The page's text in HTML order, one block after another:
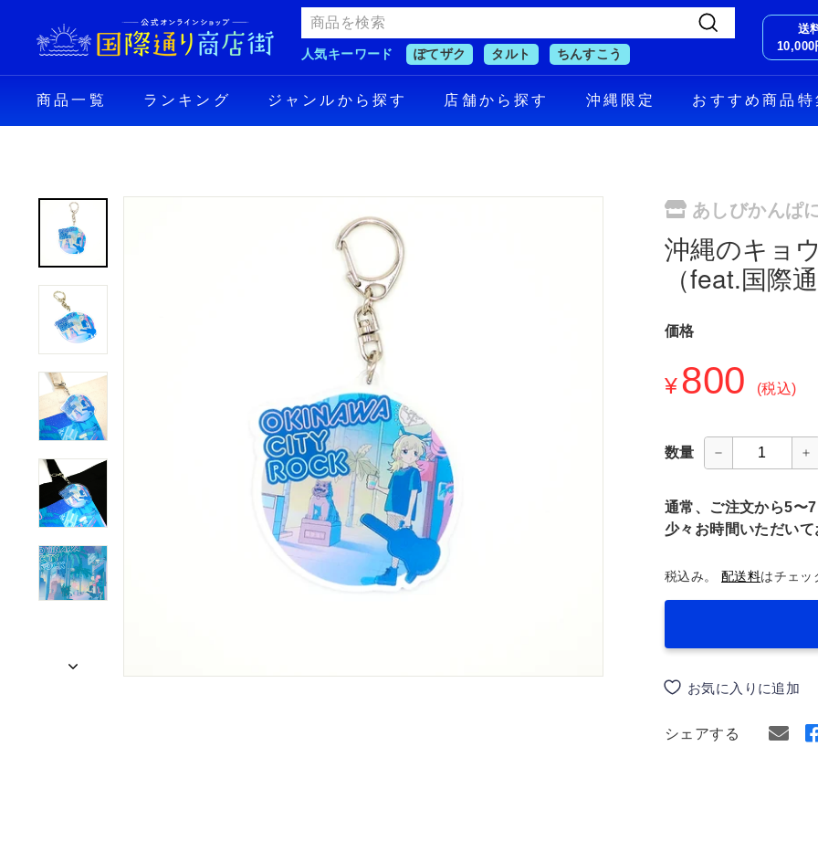
content
国
際
通
り
商
公
オ
ン
ラ
イ
ン
シ
ョ
ッ
プ
る
人気キーワード ぽてザク タルト ちんすこう
送
10,000
商品一覧 ランキング ジャンルから探す 店舗から探す 沖縄限定 おすすめ商品特
あしびかんぱ
沖縄のキョ
（feat.国際通
価格
常
¥800 (税込)
数量
通常、ご注文から5〜
少々お時間いただい
税込み。 配送料はチェッ
お気に入りに追加
シェアする